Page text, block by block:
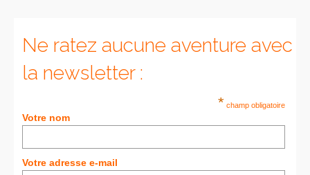
Ne ratez aucune aventure avec
la newsletter :
* champ obligatoire
Votre nom
Votre adresse e-mail